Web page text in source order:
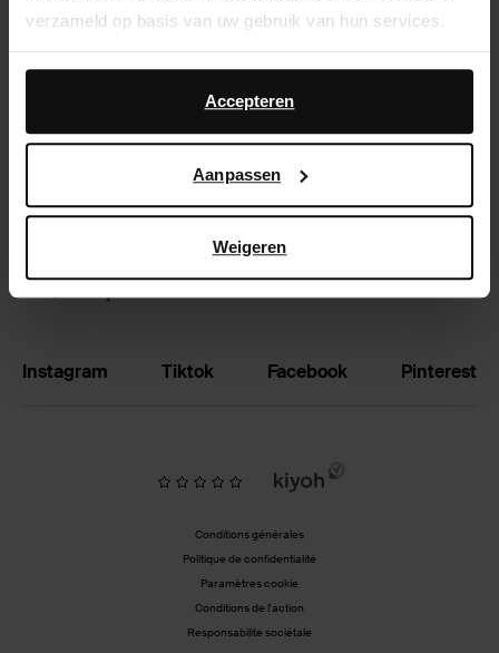
verzameld op basis van uw gebruik van hun services.
Daarnaast werken wij samen met Google voor
advertentie- en meetdoeleinden. Meer informatie over
hoe Google uw persoonsgegevens gebruikt, vindt u op
Accepteren
Aanpassen
Weigeren
À propos de Sacha
Livraison
Échanger et retourner
BE | Français
Instagram Tiktok Facebook Pinterest
Conditions générales
Politique de confidentialité
Paramètres cookie
Conditions de l'action
Responsabilité sociétale